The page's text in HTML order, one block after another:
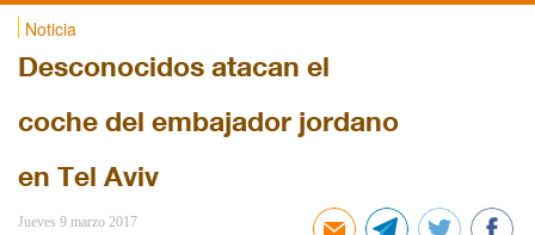
Noticia
Desconocidos atacan el
coche del embajador jordano
en Tel Aviv
Jueves 9 marzo 2017